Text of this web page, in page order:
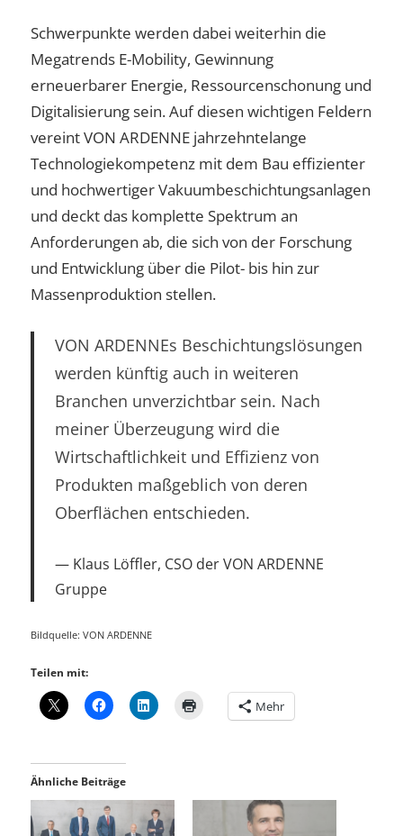
Schwerpunkte werden dabei weiterhin die
Megatrends E-Mobility, Gewinnung
erneuerbarer Energie, Ressourcenschonung und
Digitalisierung sein. Auf diesen wichtigen Feldern
vereint VON ARDENNE jahrzehntelange
Technologiekompetenz mit dem Bau effizienter
und hochwertiger Vakuumbeschichtungsanlagen
und deckt das komplette Spektrum an
Anforderungen ab, die sich von der Forschung
und Entwicklung über die Pilot- bis hin zur
Massenproduktion stellen.
VON ARDENNEs Beschichtungslösungen
werden künftig auch in weiteren
Branchen unverzichtbar sein. Nach
meiner Überzeugung wird die
Wirtschaftlichkeit und Effizienz von
Produkten maßgeblich von deren
Oberflächen entschieden.
Klaus Löffler, CSO der VON ARDENNE
Gruppe
Bildquelle: VON ARDENNE
Teilen mit:
Mehr
Ähnliche Beiträge